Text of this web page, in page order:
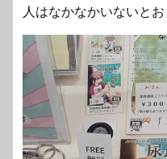
人はなかなかいないとお